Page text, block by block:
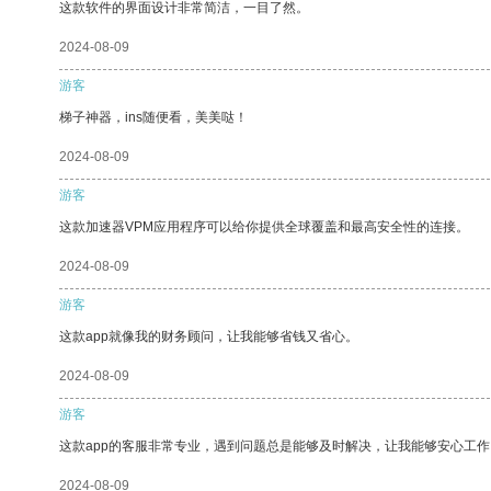
这款软件的界面设计非常简洁，一目了然。
2024-08-09
游客
梯子神器，ins随便看，美美哒！
2024-08-09
游客
这款加速器VPM应用程序可以给你提供全球覆盖和最高安全性的连接。
2024-08-09
游客
这款app就像我的财务顾问，让我能够省钱又省心。
2024-08-09
游客
这款app的客服非常专业，遇到问题总是能够及时解决，让我能够安心工
2024-08-09